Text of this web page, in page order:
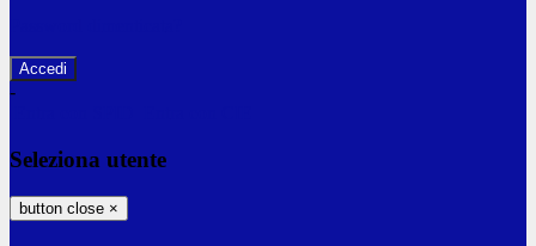
-
Seleziona utente
button close ×